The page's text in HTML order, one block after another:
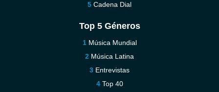
Cadena Dial
Top 5 Géneros
Música Mundial
Música Latina
Entrevistas
Top 40